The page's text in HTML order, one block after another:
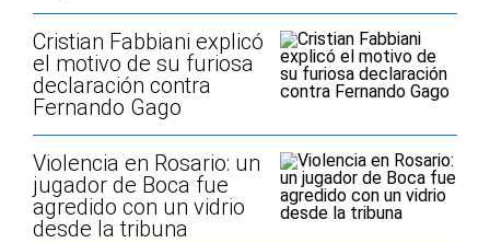
Cristian Fabbiani explicó
el motivo de su furiosa
declaración contra
Fernando Gago
Violencia en Rosario: un
jugador de Boca fue
agredido con un vidrio
desde la tribuna